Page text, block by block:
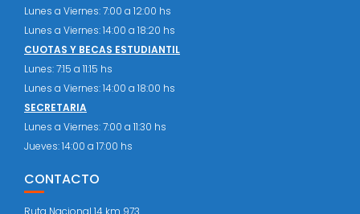
Lunes a Viernes: 7:00 a 12:00 hs
Lunes a Viernes: 14:00 a 18:20 hs
CUOTAS Y BECAS ESTUDIANTIL
Lunes: 7:15 a 11:15 hs
Lunes a Viernes: 14:00 a 18:00 hs
SECRETARIA
Lunes a Viernes: 7:00 a 11:30 hs
Jueves: 14:00 a 17:00 hs
CONTACTO
Ruta Nacional 14 km 973